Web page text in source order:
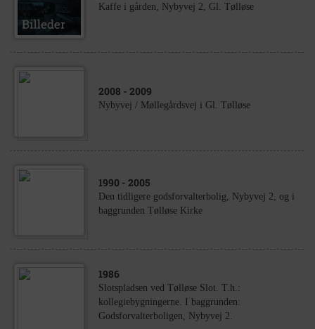
Kaffe i gården, Nybyvej 2, Gl. Tølløse
2008 - 2009
Nybyvej / Møllegårdsvej i Gl. Tølløse
1990 - 2005
Den tidligere godsforvalterbolig, Nybyvej 2, og i
baggrunden Tølløse Kirke
1986
Slotspladsen ved Tølløse Slot. T.h.:
kollegiebygningerne. I baggrunden:
Godsforvalterboligen, Nybyvej 2.